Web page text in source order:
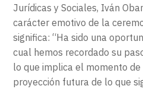
Jurídicas y Sociales, Iván
carácter emotivo de la
significa: “Ha sido una
cual hemos recordado su
lo que implica el momento
proyección futura de lo que